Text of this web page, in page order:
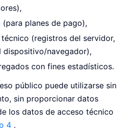
planes de pago),
(registros del servidor,
dispositivo/navegador),
con fines estadísticos.
público puede utilizarse sin
sin proporcionar datos
los datos de acceso técnico
4 .